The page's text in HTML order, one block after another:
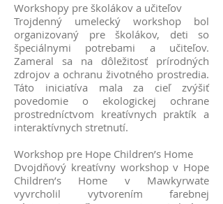
Workshopy pre školákov a učiteľov
Trojdenný umelecký workshop bol
organizovaný pre školákov, deti so
špeciálnymi potrebami a učiteľov.
Zameral sa na dôležitosť prírodných
zdrojov a ochranu životného prostredia.
Táto iniciatíva mala za cieľ zvýšiť
povedomie o ekologickej ochrane
prostredníctvom kreatívnych praktík a
interaktívnych stretnutí.
Workshop pre Hope Children’s Home
Dvojdňový kreatívny workshop v Hope
Children’s Home v Mawkyrwate
vyvrcholil vytvorením farebnej